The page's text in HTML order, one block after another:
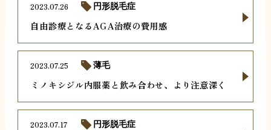
自由診療となるAGA治療の費用感
2023.07.26 円形脱毛症
ミノキシジル内服薬と飲み合わせ、より注意深く
2023.07.25 薄毛
2023.07.17 円形脱毛症